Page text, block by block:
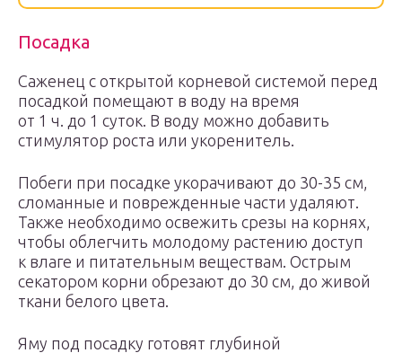
Посадка
Саженец с открытой корневой системой перед
посадкой помещают в воду на время
от 1 ч. до 1 суток. В воду можно добавить
стимулятор роста или укоренитель.
Побеги при посадке укорачивают до 30-35 см,
сломанные и поврежденные части удаляют.
Также необходимо освежить срезы на корнях,
чтобы облегчить молодому растению доступ
к влаге и питательным веществам. Острым
секатором корни обрезают до 30 см, до живой
ткани белого цвета.
Яму под посадку готовят глубиной